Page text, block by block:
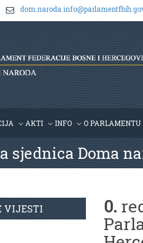
AKTI INFO O PARLAMENTU
sjednica Doma
VIJESTI 0.